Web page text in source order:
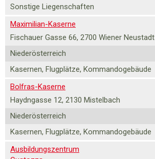
Sonstige Liegenschaften
Maximilian-Kaserne
Fischauer Gasse 66, 2700 Wiener Neustadt
Niederösterreich
Kasernen, Flugplätze, Kommandogebäude
Bolfras-Kaserne
Haydngasse 12, 2130 Mistelbach
Niederösterreich
Kasernen, Flugplätze, Kommandogebäude
Ausbildungszentrum